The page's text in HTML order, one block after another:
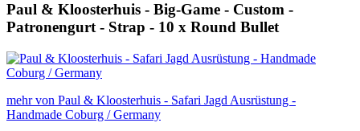
Paul & Kloosterhuis - Big-Game - Custom -
Patronengurt - Strap - 10 x Round Bullet
mehr von Paul & Kloosterhuis - Safari Jagd Ausrüstung -
Handmade Coburg / Germany